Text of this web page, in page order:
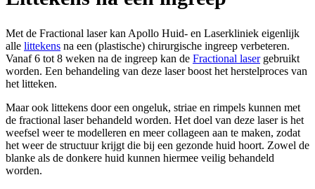
Met de Fractional laser kan Apollo Huid- en Laserkliniek eigenlijk
alle littekens na een (plastische) chirurgische ingreep verbeteren.
Vanaf 6 tot 8 weken na de ingreep kan de Fractional lasergebruikt
worden. Een behandeling van deze laser boost het herstelproces van
het litteken.
Maar ook littekens door een ongeluk, striae en rimpels kunnen met
de fractional laser behandeld worden. Het doel van deze laser is het
weefsel weer te modelleren en meer collageen aan te maken, zodat
het weer de structuur krijgt die bij een gezonde huid hoort. Zowel de
blanke als de donkere huid kunnen hiermee veilig behandeld
worden.